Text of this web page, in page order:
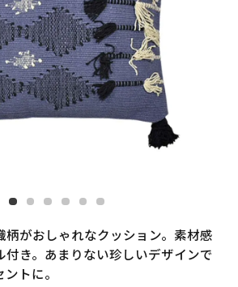
柄がおしゃれなクッション。素材感
付き。あまりない珍しいデザインで
トに。